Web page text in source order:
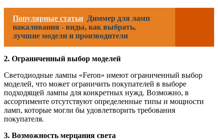
Популярные статьи Диммер для ламп
накаливания - виды, как выбрать,
лучшие модели и производители
2. Ограниченный выбор моделей
Светодиодные лампы «Feron» имеют ограниченный выбор
моделей, что может ограничить покупателей в выборе
подходящей лампы для конкретных нужд. Возможно, в
ассортименте отсутствуют определенные типы и мощности
ламп, которые могли бы удовлетворить требования
покупателя.
3. Возможность мерцания света